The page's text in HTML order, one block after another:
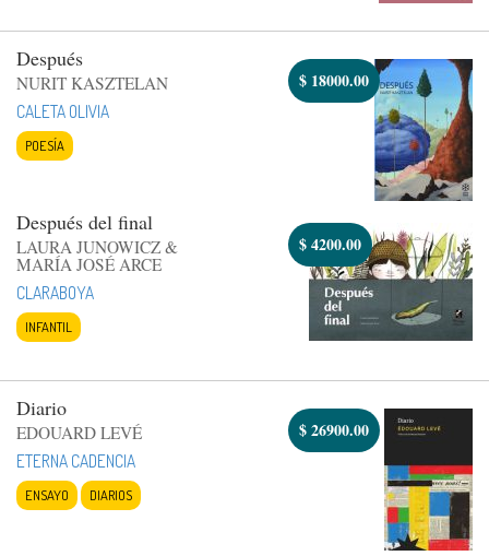
Después
NURIT KASZTELAN
CALETA OLIVIA
POESÍA
$ 18000.00
Después del final
LAURA JUNOWICZ &
MARÍA JOSÉ ARCE
CLARABOYA
INFANTIL
$4200.00
Diario
EDOUARD LEVÉ
ETERNA CADENCIA
ENSAYO DIARIOS
$26900.00